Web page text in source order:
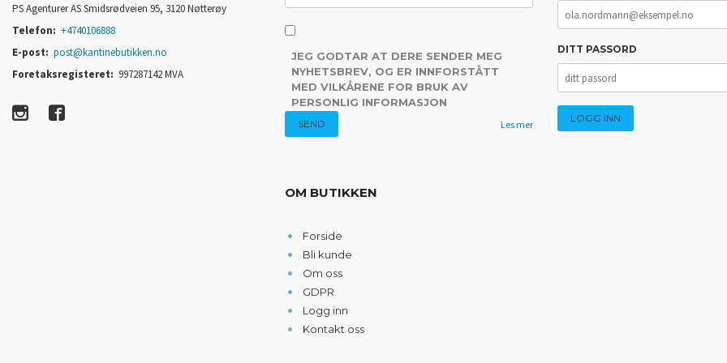
PS Agenturer AS Smidsrødveien 95, 3120 Nøtterøy
Telefon: +4740106888
E-post: post@kantinebutikken.no
Foretaksregisteret: 997287142 MVA
JEG GODTAR AT DERE SENDER MEG
NYHETSBREV, OG ER INNFORSTÅTT
MED VILKÅRENE FOR BRUK AV
PERSONLIG INFORMASJON
Les mer
OM BUTIKKEN
Forside
Bli kunde
Om oss
GDPR
Logg inn
Kontakt oss
DITT PASSORD